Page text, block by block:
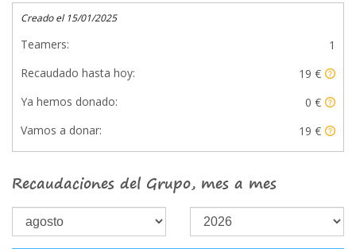
Creado el 15/01/2025
Teamers:
1
Recaudado hasta hoy:
19 €
Ya hemos donado:
0 €
Vamos a donar:
19 €
Recaudaciones del Grupo, mes a mes